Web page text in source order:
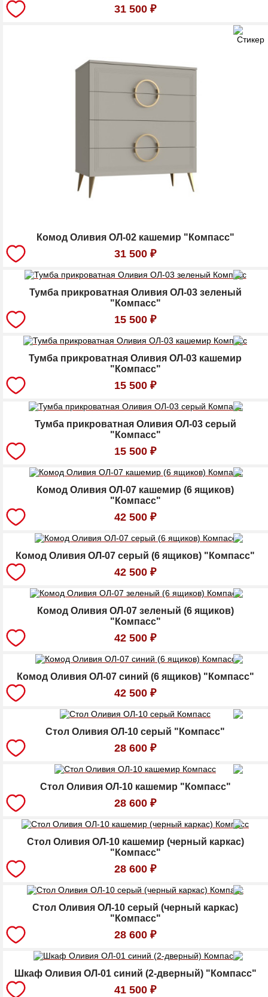
31 500 ₽
Комод Оливия ОЛ-02 кашемир "Компасс"
31 500 ₽
Тумба прикроватная Оливия ОЛ-03 зеленый
"Компасс"
15 500 ₽
Тумба прикроватная Оливия ОЛ-03 кашемир
"Компасс"
15 500 ₽
Тумба прикроватная Оливия ОЛ-03 серый
"Компасс"
15 500 ₽
Комод Оливия ОЛ-07 кашемир (6 ящиков)
"Компасс"
42 500 ₽
Комод Оливия ОЛ-07 серый (6 ящиков) "Компасс"
42 500 ₽
Комод Оливия ОЛ-07 зеленый (6 ящиков)
"Компасс"
42 500 ₽
Комод Оливия ОЛ-07 синий (6 ящиков) "Компасс"
42 500 ₽
Стол Оливия ОЛ-10 серый "Компасс"
28 600 ₽
Стол Оливия ОЛ-10 кашемир "Компасс"
28 600 ₽
Стол Оливия ОЛ-10 кашемир (черный каркас)
"Компасс"
28 600 ₽
Стол Оливия ОЛ-10 серый (черный каркас)
"Компасс"
28 600 ₽
Шкаф Оливия ОЛ-01 синий (2-дверный) "Компасс"
41 500 ₽